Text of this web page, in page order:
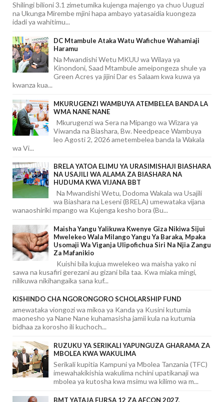
Shilingi bilioni 3.1 zimetumika kujenga majengo ya chuo Uuguzi
na Ukunga Mirembe mjini hapa ambayo yatasaidia kuongeza
idadi ya wahitimu...
DC Mtambule Ataka Watu Wafichue Wahamiaji
Haramu
Na Mwandishi Wetu MKUU wa Wilaya ya
Kinondoni, Saad Mtambule ameipongeza shule ya
Green Acres ya jijini Dar es Salaam kwa kuwa ya
kwanza kua...
MKURUGENZI WAMBUYA ATEMBELEA BANDA LA
WMA NANE NANE
Mkurugenzi wa Sera na Mipango wa Wizara ya
Viwanda na Biashara, Bw. Needpeace Wambuya
leo Agosti 2, 2026 ametembelea banda la Wakala
wa Vi...
BRELA YATOA ELIMU YA URASIMISHAJI BIASHARA
NA USAJILI WA ALAMA ZA BIASHARA NA
HUDUMA KWA VIJANA BBT
Na Mwandishi Wetu, Dodoma Wakala wa Usajili
wa Biashara na Leseni (BRELA) umewataka vijana
wanaoshiriki mpango wa Kujenga kesho bora (Bu...
Maisha Yangu Yalikuwa Kwenye Giza Nikiwa Sijui
Mwelekeo Wala Milango Yangu Ya Baraka, Mpaka
Usomaji Wa Viganja Ulipofichua Siri Na Njia Zangu
Za Mafanikio
Kuishi bila kujua mwelekeo wa maisha yako ni
sawa na kusafiri gerezani au gizani bila taa. Kwa miaka mingi,
nilikuwa nikihangaika sana kuf...
KISHINDO CHA NGORONGORO SCHOLARSHIP FUND
amewataka viongozi wa mikoa ya Kanda ya Kusini kutumia
maonesho ya Nane Nane kuhamasisha jamii kula na kutumia
bidhaa za korosho ili kuchoch...
RUZUKU YA SERIKALI YAPUNGUZA GHARAMA ZA
MBOLEA KWA WAKULIMA
Serikali kupitia Kampuni ya Mbolea Tanzania (TFC)
imewahakikishia wakulima nchini upatikanaji wa
mbolea ya kutosha kwa msimu wa kilimo wa m...
BMT YATAJA FURSA 12 ZA AFCON 2027,